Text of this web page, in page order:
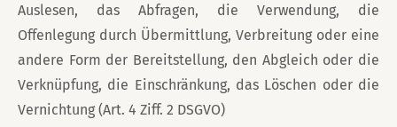
Auslesen, das Abfragen, die Verwendung, die
Offenlegung durch Übermittlung, Verbreitung oder eine
andere Form der Bereitstellung, den Abgleich oder die
Verknüpfung, die Einschränkung, das Löschen oder die
Vernichtung (Art. 4 Ziff. 2 DSGVO)